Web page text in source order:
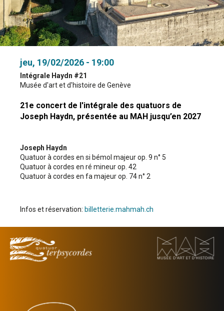
jeu, 19/02/2026 - 19:00
Intégrale Haydn #21
Musée d'art et d'histoire de Genève
21e concert de l'intégrale des quatuors de
Joseph Haydn, présentée au MAH jusqu’en 2027
Joseph Haydn
Quatuor à cordes en si bémol majeur op. 9 n° 5
Quatuor à cordes en ré mineur op. 42
Quatuor à cordes en fa majeur op. 74 n° 2
Infos et réservation: billetterie.mahmah.ch